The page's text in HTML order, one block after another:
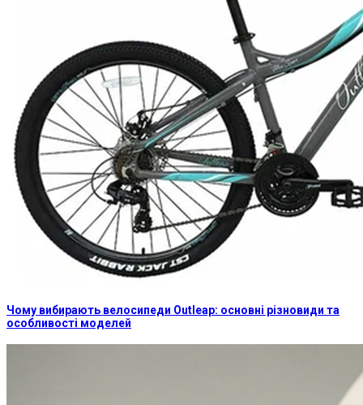
Чому вибирають велосипеди Outleap: основні різновиди та
особливості моделей